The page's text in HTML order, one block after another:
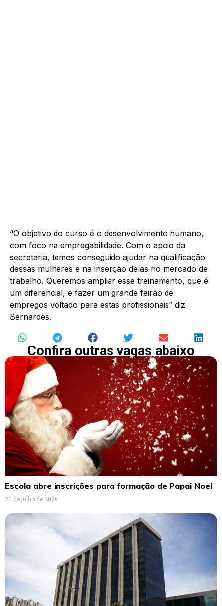
“O objetivo do curso é o desenvolvimento humano,
com foco na empregabilidade. Com o apoio da
secretaria, temos conseguido ajudar na qualificação
dessas mulheres e na inserção delas no mercado de
trabalho. Queremos ampliar esse treinamento, que é
um diferencial, e fazer um grande feirão de
empregos voltado para estas profissionais” diz
Bernardes.
Confira outras vagas abaixo
Escola abre inscrições para formação de Papai Noel
20 de julho de 2026